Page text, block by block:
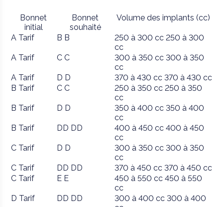
Bonnet
initial
Bonnet
souhaité
Volume des implants (cc)
A Tarif B B 250 à 300 cc 250 à 300
cc
A Tarif C C 300 à 350 cc 300 à 350
cc
A Tarif D D 370 à 430 cc 370 à 430 cc
B Tarif C C 250 à 350 cc 250 à 350
cc
B Tarif D D 350 à 400 cc 350 à 400
cc
B Tarif DD DD 400 à 450 cc 400 à 450
cc
C Tarif D D 300 à 350 cc 300 à 350
cc
C Tarif DD DD 370 à 450 cc 370 à 450 cc
C Tarif E E 450 à 550 cc 450 à 550
cc
D Tarif DD DD 300 à 400 cc 300 à 400